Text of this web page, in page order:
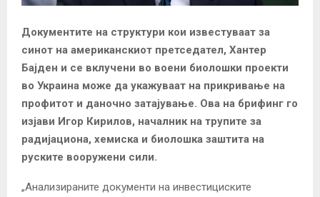
Документите на структури кои известуваат за
синот на американскиот претседател, Хантер
Бајден и се вклучени во воени биолошки проекти
во Украина може да укажуваат на прикривање на
профитот и даночно затајување. Ова на брифинг го
изјави Игор Кирилов, началник на трупите за
радијациона, хемиска и биолошка заштита на
руските вооружени сили.
„Анализираните документи на инвестициските